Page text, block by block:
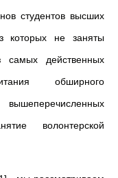
студентов высших
которых не заняты
действенных
обширного
вышеперечисленных
волонтерской